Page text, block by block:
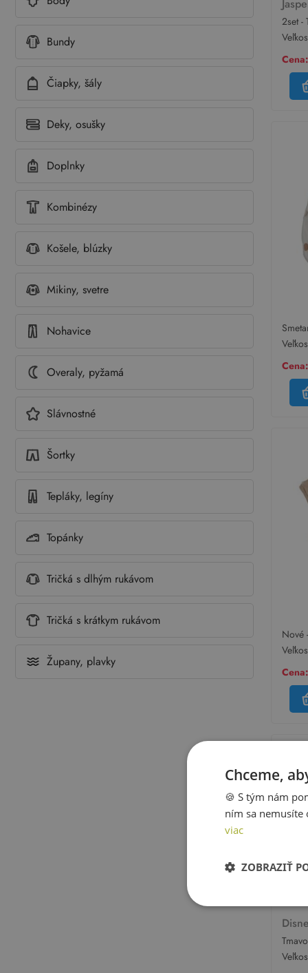
Bundy
Čiapky, šály
Deky, osušky
Doplnky
Kombinézy
Košele, blúzky
Mikiny, svetre
Nohavice
Overaly, pyžamá
Slávnostné
Šortky
Tepláky, legíny
Topánky
Tričká s dlhým rukávom
Tričká s krátkym rukávom
Župany, plavky
2set -
Nové
Chceme,
🍪 S tým nám
ním sa nemusíte
viac
ZOBRAZIŤ